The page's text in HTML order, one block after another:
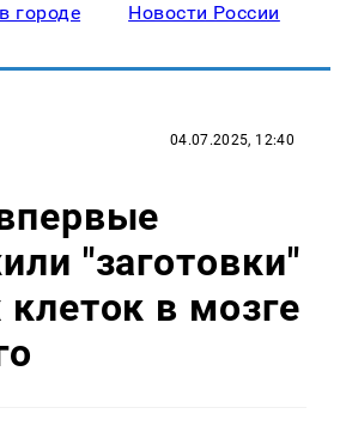
городе Новости России
04.07.2025, 12:40
"заготовки"
в мозге